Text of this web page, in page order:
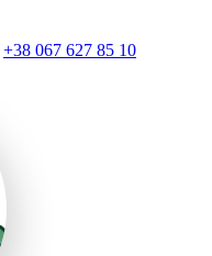
+38 067 627 85 10